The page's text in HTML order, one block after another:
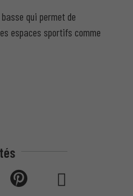
qui permet de
espaces sportifs comme